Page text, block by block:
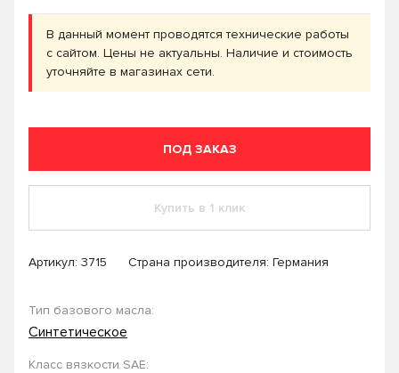
В данный момент проводятся технические работы
с сайтом. Цены не актуальны. Наличие и стоимость
уточняйте в магазинах сети.
ПОД ЗАКАЗ
Купить в 1 клик
Артикул: 3715 Страна производителя: Германия
Тип базового масла:
Синтетическое
Класс вязкости SAE: